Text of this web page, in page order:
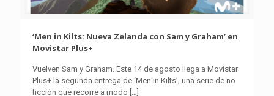
‘Men in Kilts: Nueva Zelanda con Sam y Graham’ en
Movistar Plus+
Vuelven Sam y Graham. Este 14 de agosto llega a Movistar
Plus+ la segunda entrega de ‘Men in Kilts’, una serie de no
ficción que recorre a modo […]